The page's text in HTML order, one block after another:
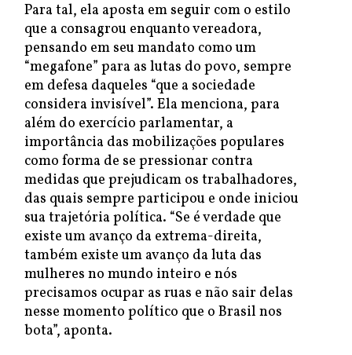
Para tal, ela aposta em seguir com o estilo
que a consagrou enquanto vereadora,
pensando em seu mandato como um
“megafone” para as lutas do povo, sempre
em defesa daqueles “que a sociedade
considera invisível”. Ela menciona, para
além do exercício parlamentar, a
importância das mobilizações populares
como forma de se pressionar contra
medidas que prejudicam os trabalhadores,
das quais sempre participou e onde iniciou
sua trajetória política. “Se é verdade que
existe um avanço da extrema-direita,
também existe um avanço da luta das
mulheres no mundo inteiro e nós
precisamos ocupar as ruas e não sair delas
nesse momento político que o Brasil nos
bota”, aponta.